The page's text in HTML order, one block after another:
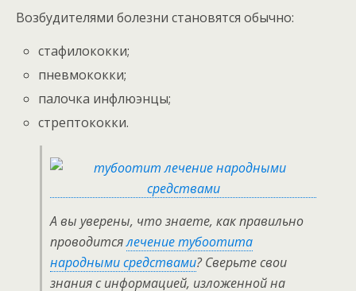
Возбудителями болезни становятся обычно:
стафилококки;
пневмококки;
палочка инфлюэнцы;
стрептококки.
А вы уверены, что знаете, как правильно
проводитсялечение тубоотита
народными средствами? Сверьте свои
знания с информацией, изложенной на